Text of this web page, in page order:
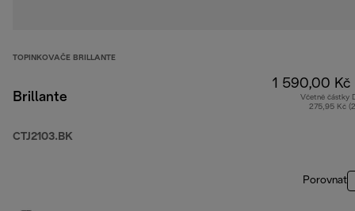
TOPINKOVAČE BRILLANTE
Brillante
CTJ2103.BK
1 590,00 Kč
Včetně částky
275,95 Kč
Porovnat